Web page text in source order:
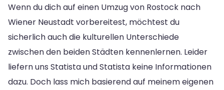
Wenn du dich auf einen Umzug von Rostock nach
Wiener Neustadt vorbereitest, möchtest du
sicherlich auch die kulturellen Unterschiede
zwischen den beiden Städten kennenlernen. Leider
liefern uns Statista und Statista keine Informationen
dazu. Doch lass mich basierend auf meinem eigenen